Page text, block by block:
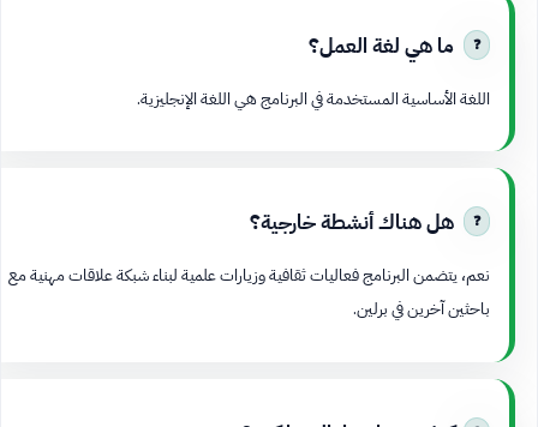
ما هي لغة العمل؟
اللغة الأساسية المستخدمة في البرنامج هي اللغة الإنجليزية.
هل هناك أنشطة خارجية؟
نعم، يتضمن البرنامج فعاليات ثقافية وزيارات علمية لبناء شبكة علاقات مهنية مع
باحثين آخرين في برلين.